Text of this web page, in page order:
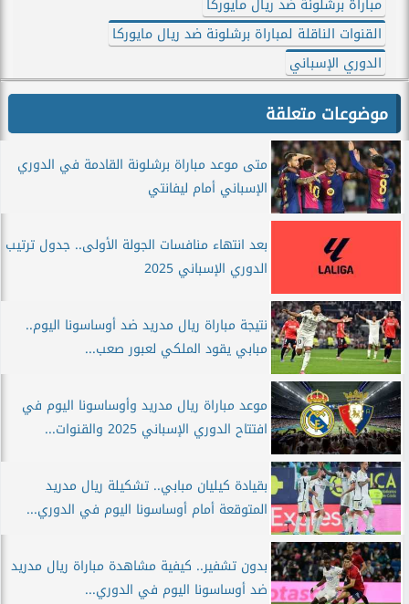
القنوات الناقلة لمباراة برشلونة ضد ريال مايوركا
الدوري الإسباني
موضوعات متعلقة
متى موعد مباراة برشلونة القادمة في الدوري
الإسباني أمام ليفانتي
بعد انتهاء منافسات الجولة الأولى.. جدول ترتيب
الدوري الإسباني 2025
نتيجة مباراة ريال مدريد ضد أوساسونا اليوم..
مبابي يقود الملكي لعبور صعب...
موعد مباراة ريال مدريد وأوساسونا اليوم في
افتتاح الدوري الإسباني 2025 والقنوات...
بقيادة كيليان مبابي.. تشكيلة ريال مدريد
المتوقعة أمام أوساسونا اليوم في الدوري...
بدون تشفير.. كيفية مشاهدة مباراة ريال مدريد
ضد أوساسونا اليوم في الدوري...